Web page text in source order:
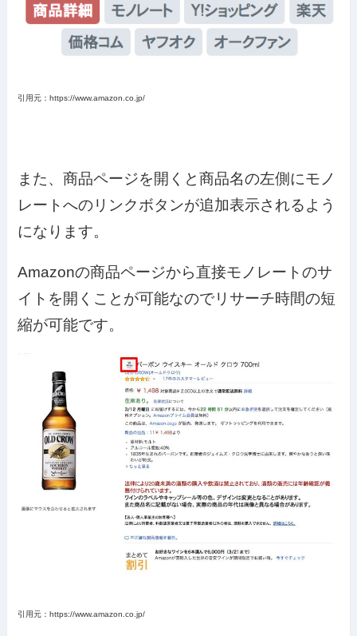
引用元：https://www.amazon.co.jp/
また、商品ページを開くと商品名の左側にモノ
レートへのリンクボタンが追加表示されるよう
になります。
Amazonの商品ページから直接モノレートのサ
イトを開くことが可能なのでリサーチ時間の短
縮が可能です。
引用元：https://www.amazon.co.jp/